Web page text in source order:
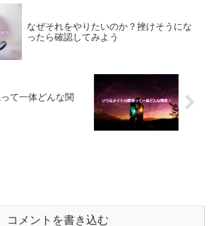
なぜそれをやりたいのか？挫けそうにな
ったら確認してみよう
て一体どんな関
コメントを書き込む